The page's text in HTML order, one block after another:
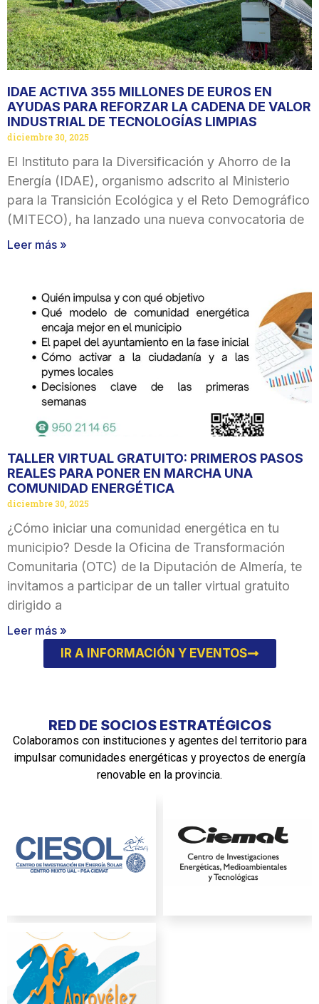
IDAE ACTIVA 355 MILLONES DE EUROS EN
AYUDAS PARA REFORZAR LA CADENA DE VALOR
INDUSTRIAL DE TECNOLOGÍAS LIMPIAS
diciembre 30, 2025
El Instituto para la Diversificación y Ahorro de la
Energía (IDAE), organismo adscrito al Ministerio
para la Transición Ecológica y el Reto Demográfico
(MITECO), ha lanzado una nueva convocatoria de
Leer más »
TALLER VIRTUAL GRATUITO: PRIMEROS PASOS
REALES PARA PONER EN MARCHA UNA
COMUNIDAD ENERGÉTICA
diciembre 30, 2025
¿Cómo iniciar una comunidad energética en tu
municipio? Desde la Oficina de Transformación
Comunitaria (OTC) de la Diputación de Almería, te
invitamos a participar de un taller virtual gratuito
dirigido a
Leer más »
IR A INFORMACIÓN Y EVENTOS
RED DE SOCIOS ESTRATÉGICOS
Colaboramos con instituciones y agentes del territorio para
impulsar comunidades energéticas y proyectos de energía
renovable en la provincia.